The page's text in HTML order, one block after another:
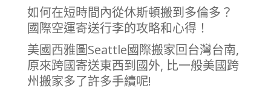
如何在短時間內從休斯頓搬到多倫多？
國際空運寄送行李的攻略和心得！
美國西雅圖Seattle國際搬家回台灣台南,
原來跨國寄送東西到國外, 比一般美國跨
州搬家多了許多手續呢!